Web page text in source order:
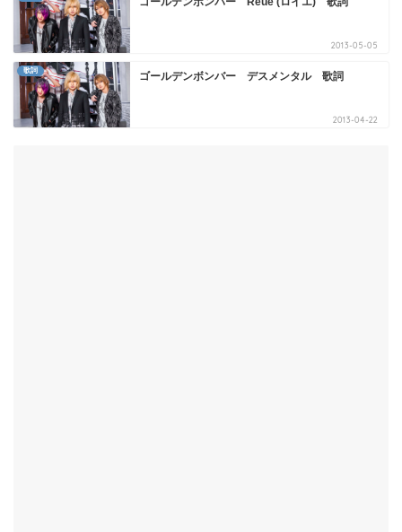
2013-05-05
歌詞 ゴールデンボンバー デスメンタル 歌詞
2013-04-22